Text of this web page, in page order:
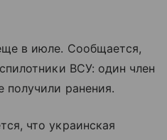
в июле. Сообщается,
ВСУ: один член
получили ранения.
что украинская